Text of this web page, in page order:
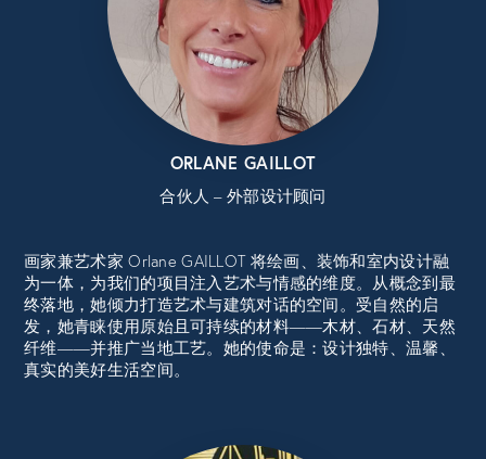
ORLANE GAILLOT
合伙人 – 外部设计顾问
画家兼艺术家 Orlane GAILLOT 将绘画、装饰和室内设计融
为一体，为我们的项目注入艺术与情感的维度。从概念到最
终落地，她倾力打造艺术与建筑对话的空间。受自然的启
发，她青睐使用原始且可持续的材料——木材、石材、天然
纤维——并推广当地工艺。她的使命是：设计独特、温馨、
真实的美好生活空间。